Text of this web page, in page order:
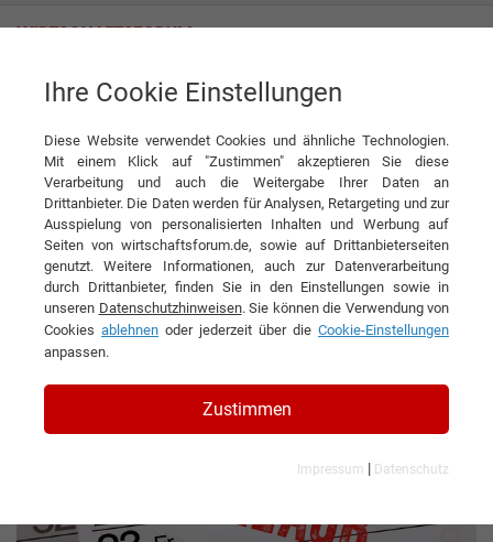
Tipps Gesetzlicher Sonderurlaub: Eine Auflistung
Tipps
DIESEN ARTIKEL EMPFEHLEN
Gesetzlicher Sonderurlaub: Eine
Auflistung
Ihre Cookie Einstellungen
Diese Website verwendet Cookies und ähnliche Technologien.
Mit einem Klick auf "Zustimmen" akzeptieren Sie diese
Verarbeitung und auch die Weitergabe Ihrer Daten an
Drittanbieter. Die Daten werden für Analysen, Retargeting und zur
Ausspielung von personalisierten Inhalten und Werbung auf
Seiten von wirtschaftsforum.de, sowie auf Drittanbieterseiten
genutzt. Weitere Informationen, auch zur Datenverarbeitung
durch Drittanbieter, finden Sie in den Einstellungen sowie in
unseren Datenschutzhinweisen. Sie können die Verwendung von
Cookies ablehnen oder jederzeit über die Cookie-Einstellungen
anpassen.
Zustimmen
Impressum | Datenschutz